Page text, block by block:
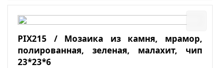
PIX215 / Мозаика из камня, мрамор,
полированная, зеленая, малахит, чип
23*23*6